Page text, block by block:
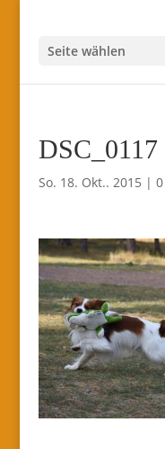
Seite wählen
DSC_0117
So. 18. Okt.. 2015 |